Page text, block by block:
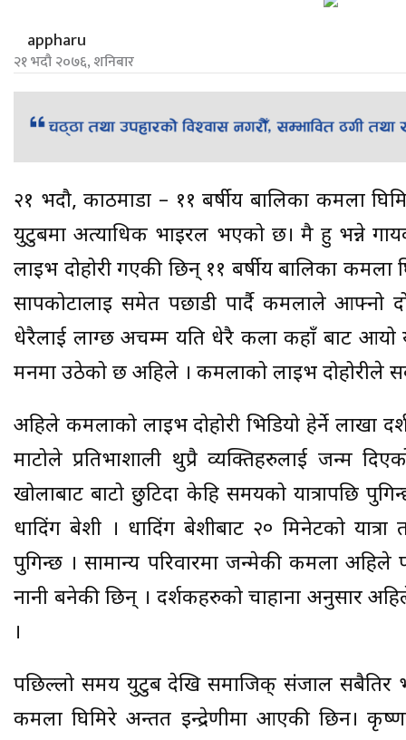
appharu
२१ भदौ २०७६, शनिबार
२१ भदौ, काठमाडौं – ११ बर्षीय बालिका कमला
युटुबमा अत्याधिक भाइरल भएको छ। मै हु भन्ने
लाइभ दोहोरी गएकी छिन् ११ बर्षीय बालिका कमला
सापकोटालाइ समेत पछाडी पार्दै कमलाले आफ्नो
धेरैलाई लाग्छ अचम्म यति धेरै कला कहाँ बाट आयो
मनमा उठेको छ अहिले । कमलाको लाइभ दोहोरीले
अहिले कमलाको लाइभ दोहोरी भिडियो हेर्ने लाखौं
माटोले प्रतिभाशाली थुप्रै व्यक्तिहरुलाई जन्म
खोलाबाट बाटो छुटिदा केहि समयको यात्रापछि
धादिंग बेशी । धादिंग बेशीबाट २० मिनेटको
पुगिन्छ । सामान्य परिवारमा जन्मेकी कमला
नानी बनेकी छिन् । दर्शकहरुको चाहाना अनुसार
।
पछिल्लो समय युटुब देखि समाजिक् संजाल सबैतिर
कमला घिमिरे अन्तत इन्द्रेणीमा आएकी छिन।